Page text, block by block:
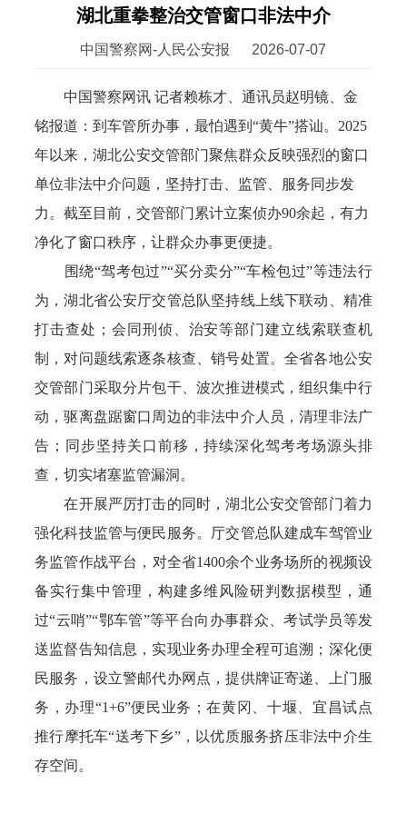
湖北重拳整治交管窗口非法中介
中国警察网-人民公安报 2026-07-07
中国警察网讯 记者赖栋才、通讯员赵明镜、金
铭报道：到车管所办事，最怕遇到“黄牛”搭讪。2025
年以来，湖北公安交管部门聚焦群众反映强烈的窗口
单位非法中介问题，坚持打击、监管、服务同步发
力。截至目前，交管部门累计立案侦办90余起，有力
净化了窗口秩序，让群众办事更便捷。
围绕“驾考包过”“买分卖分”“车检包过”等违法行
为，湖北省公安厅交管总队坚持线上线下联动、精准
打击查处；会同刑侦、治安等部门建立线索联查机
制，对问题线索逐条核查、销号处置。全省各地公安
交管部门采取分片包干、波次推进模式，组织集中行
动，驱离盘踞窗口周边的非法中介人员，清理非法广
告；同步坚持关口前移，持续深化驾考考场源头排
查，切实堵塞监管漏洞。
在开展严厉打击的同时，湖北公安交管部门着力
强化科技监管与便民服务。厅交管总队建成车驾管业
务监管作战平台，对全省1400余个业务场所的视频设
备实行集中管理，构建多维风险研判数据模型，通
过“云哨”“鄂车管”等平台向办事群众、考试学员等发
送监督告知信息，实现业务办理全程可追溯；深化便
民服务，设立警邮代办网点，提供牌证寄递、上门服
务，办理“1+6”便民业务；在黄冈、十堰、宜昌试点
推行摩托车“送考下乡”，以优质服务挤压非法中介生
存空间。